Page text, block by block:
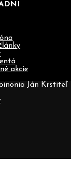
akcie
Ján Krstiteľ